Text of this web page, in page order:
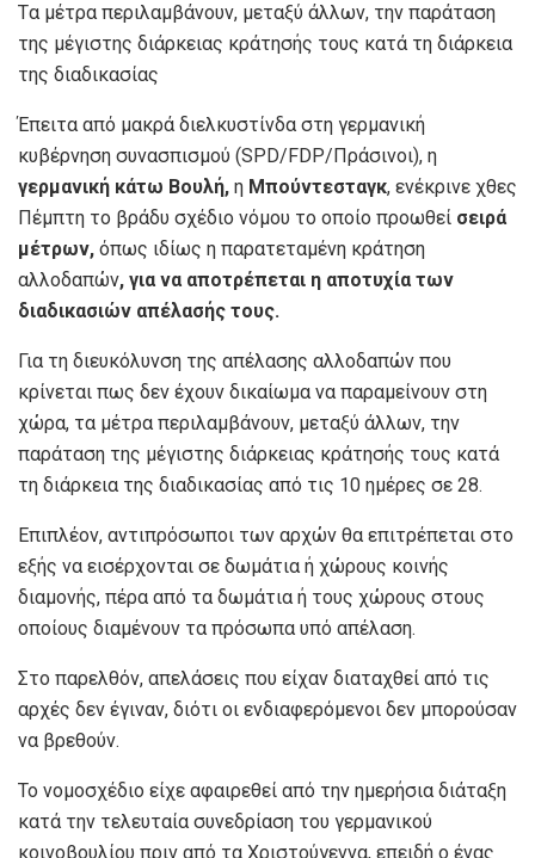
Tα μέτρα περιλαμβάνουν, μεταξύ άλλων, την παράταση
της μέγιστης διάρκειας κράτησής τους κατά τη διάρκεια
της διαδικασίας
Έπειτα από μακρά διελκυστίνδα στη γερμανική
κυβέρνηση συνασπισμού (SPD/FDP/Πράσινοι), η
γερμανική κάτω Βουλή, η Μπούντεσταγκ, ενέκρινε χθες
Πέμπτη το βράδυ σχέδιο νόμου το οποίο προωθεί σειρά
μέτρων, όπως ιδίως η παρατεταμένη κράτηση
αλλοδαπών, για να αποτρέπεται η αποτυχία των
διαδικασιών απέλασής τους.
Για τη διευκόλυνση της απέλασης αλλοδαπών που
κρίνεται πως δεν έχουν δικαίωμα να παραμείνουν στη
χώρα, τα μέτρα περιλαμβάνουν, μεταξύ άλλων, την
παράταση της μέγιστης διάρκειας κράτησής τους κατά
τη διάρκεια της διαδικασίας από τις 10 ημέρες σε 28.
Επιπλέον, αντιπρόσωποι των αρχών θα επιτρέπεται στο
εξής να εισέρχονται σε δωμάτια ή χώρους κοινής
διαμονής, πέρα από τα δωμάτια ή τους χώρους στους
οποίους διαμένουν τα πρόσωπα υπό απέλαση.
Στο παρελθόν, απελάσεις που είχαν διαταχθεί από τις
αρχές δεν έγιναν, διότι οι ενδιαφερόμενοι δεν μπορούσαν
να βρεθούν.
Το νομοσχέδιο είχε αφαιρεθεί από την ημερήσια διάταξη
κατά την τελευταία συνεδρίαση του γερμανικού
κοινοβουλίου πριν από τα Χριστούγεννα, επειδή ο ένας